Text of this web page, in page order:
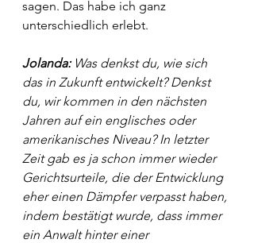
sagen. Das habe ich ganz
unterschiedlich erlebt.
Jolanda: Was denkst du, wie sich
das in Zukunft entwickelt? Denkst
du, wir kommen in den nächsten
Jahren auf ein englisches oder
amerikanisches Niveau? In letzter
Zeit gab es ja schon immer wieder
Gerichtsurteile, die der Entwicklung
eher einen Dämpfer verpasst haben,
indem bestätigt wurde, dass immer
ein Anwalt hinter einer